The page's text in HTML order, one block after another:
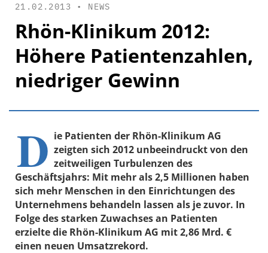
21.02.2013 • NEWS
Rhön-Klinikum 2012:
Höhere Patientenzahlen,
niedriger Gewinn
D ie Patienten der Rhön-Klinikum AG
zeigten sich 2012 unbeeindruckt von den
zeitweiligen Turbulenzen des
Geschäftsjahrs: Mit mehr als 2,5 Millionen haben
sich mehr Menschen in den Einrichtungen des
Unternehmens behandeln lassen als je zuvor. In
Folge des starken Zuwachses an Patienten
erzielte die Rhön-Klinikum AG mit 2,86 Mrd. €
einen neuen Umsatzrekord.